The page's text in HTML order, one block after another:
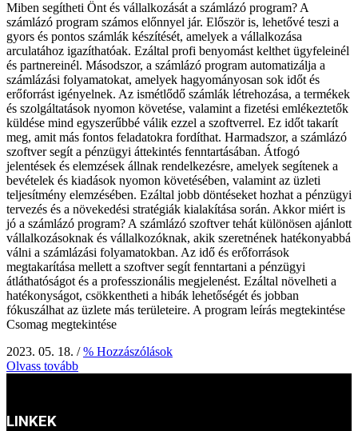
Miben segítheti Önt és vállalkozását a számlázó program? A
számlázó program számos előnnyel jár. Először is, lehetővé teszi a
gyors és pontos számlák készítését, amelyek a vállalkozása
arculatához igazíthatóak. Ezáltal profi benyomást kelthet ügyfeleinél
és partnereinél. Másodszor, a számlázó program automatizálja a
számlázási folyamatokat, amelyek hagyományosan sok időt és
erőforrást igényelnek. Az ismétlődő számlák létrehozása, a termékek
és szolgáltatások nyomon követése, valamint a fizetési emlékeztetők
küldése mind egyszerűbbé válik ezzel a szoftverrel. Ez időt takarít
meg, amit más fontos feladatokra fordíthat. Harmadszor, a számlázó
szoftver segít a pénzügyi áttekintés fenntartásában. Átfogó
jelentések és elemzések állnak rendelkezésre, amelyek segítenek a
bevételek és kiadások nyomon követésében, valamint az üzleti
teljesítmény elemzésében. Ezáltal jobb döntéseket hozhat a pénzügyi
tervezés és a növekedési stratégiák kialakítása során. Akkor miért is
jó a számlázó program? A számlázó szoftver tehát különösen ajánlott
vállalkozásoknak és vállalkozóknak, akik szeretnének hatékonyabbá
válni a számlázási folyamatokban. Az idő és erőforrások
megtakarítása mellett a szoftver segít fenntartani a pénzügyi
átláthatóságot és a professzionális megjelenést. Ezáltal növelheti a
hatékonyságot, csökkentheti a hibák lehetőségét és jobban
fókuszálhat az üzlete más területeire. A program leírás megtekintése
Csomag megtekintése
2023. 05. 18. / % Hozzászólások
Olvass tovább
LINKEK